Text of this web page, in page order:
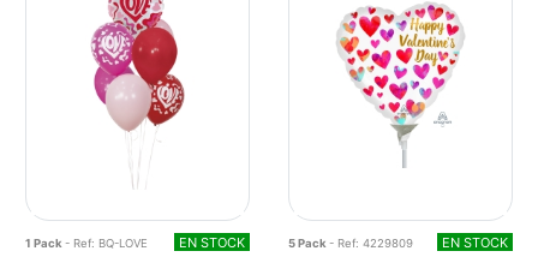
1 Pack- Ref: BQ-LOVE EN STOCK 5 Pack- Ref: 4229809 EN STOCK